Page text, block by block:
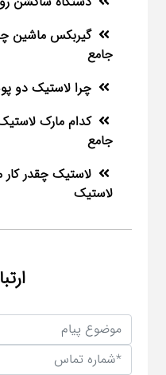
گیربکس ماشین
جامع
چرا لاستیک دو
کدام مارک
جامع
لاستیک چقدر کار
لاستیک